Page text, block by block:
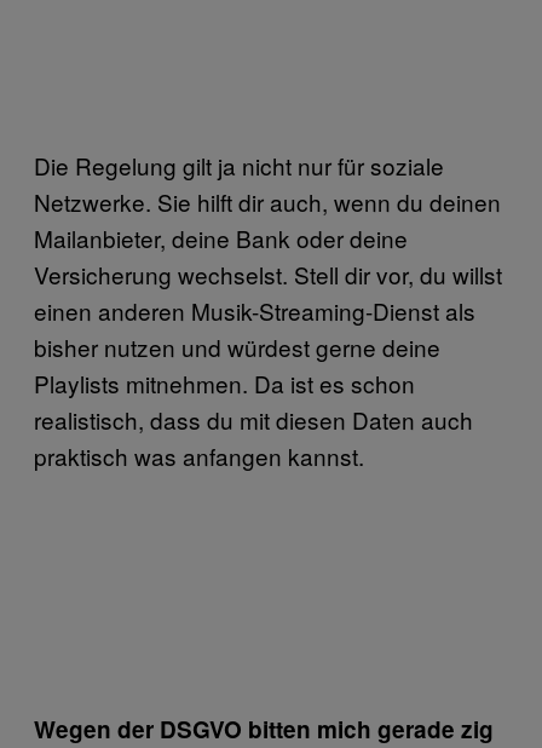
Die Regelung gilt ja nicht nur für soziale
Netzwerke. Sie hilft dir auch, wenn du deinen
Mailanbieter, deine Bank oder deine
Versicherung wechselst. Stell dir vor, du willst
einen anderen Musik-Streaming-Dienst als
bisher nutzen und würdest gerne deine
Playlists mitnehmen. Da ist es schon
realistisch, dass du mit diesen Daten auch
praktisch was anfangen kannst.
Wegen der DSGVO bitten mich gerade zig